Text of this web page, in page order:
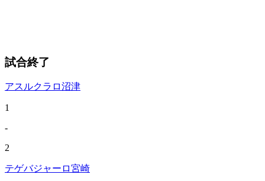
試合終了
アスルクラロ沼津
1
-
2
テゲバジャーロ宮崎